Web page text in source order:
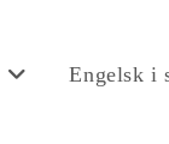
Engelsk i